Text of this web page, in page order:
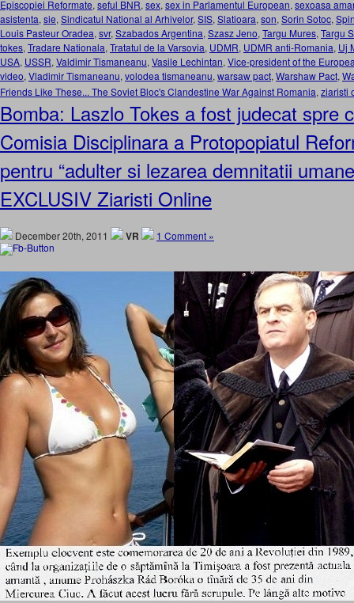
Episcopiei Reformate, seful BNR, sex, sex in Parlamentul European, sexoasa
asistenta, sie, Sindicatul National al Arhivelor, SIS, Slatioara, son, Sorin Sotoc,
Louis Pasteur Oradea, svr, Szabados Argentina, Szasz Jeno, Targu Mures, Targu
tokes, Tradare Nationala, Tratatul de la Varsovia, UDMR, UDMR anti-Romania, Uj
USA, USSR, Valdimir Tismaneanu, Vasile Lechintan, Vice-president of the
video, Vladimir Tismaneanu, volodea tismaneanu, warsaw pact, Warshaw Pact,
Friends Like These... The Soviet Bloc's Clandestine War Against Romania, ziaristi
Bomba: Laszlo Tokes a fost judecat spre
Comisia Disciplinara a Protopopiatul
pentru “adulter si lezarea demnitatii
EXCLUSIV Ziaristi Online
December 20th, 2011 VR 1 Comment »